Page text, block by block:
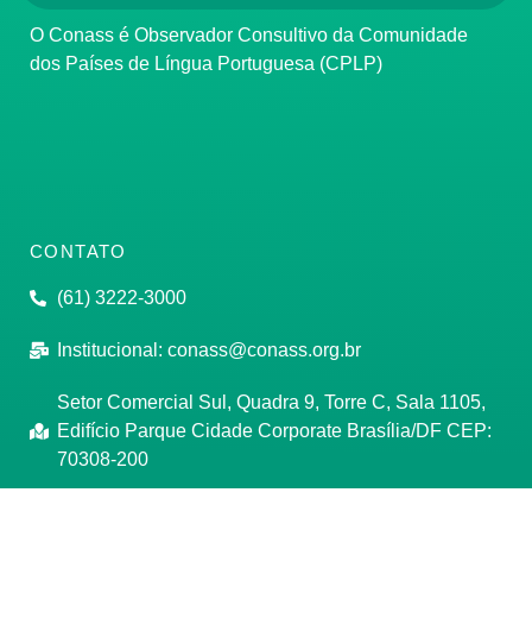
O Conass é Observador Consultivo da Comunidade
dos Países de Língua Portuguesa (CPLP)
CONTATO
(61) 3222-3000
Institucional: conass@conass.org.br
Setor Comercial Sul, Quadra 9, Torre C, Sala 1105,
Edifício Parque Cidade Corporate Brasília/DF CEP:
70308-200